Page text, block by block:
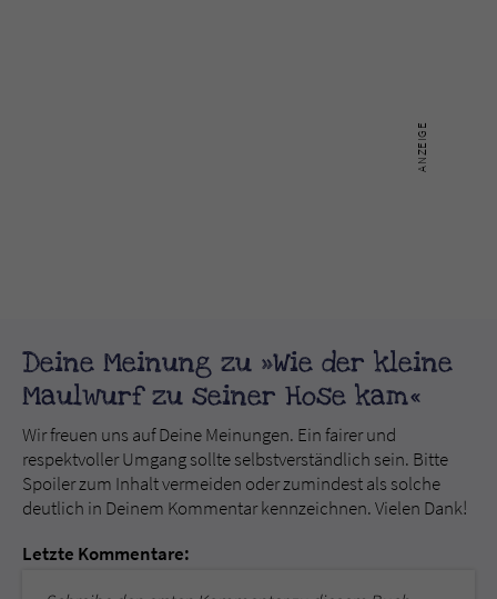
Deine Meinung zu »Wie der kleine
Maulwurf zu seiner Hose kam«
Wir freuen uns auf Deine Meinungen. Ein fairer und
respektvoller Umgang sollte selbstverständlich sein. Bitte
Spoiler zum Inhalt vermeiden oder zumindest als solche
deutlich in Deinem Kommentar kennzeichnen. Vielen Dank!
Letzte Kommentare: